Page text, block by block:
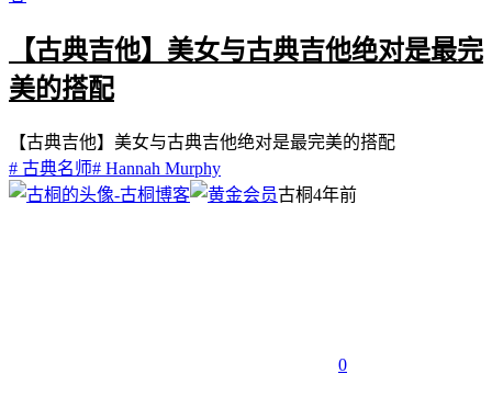
【古典吉他】美女与古典吉他绝对是最完
美的搭配
【古典吉他】美女与古典吉他绝对是最完美的搭配
# 古典名师# Hannah Murphy
古桐4年前
0